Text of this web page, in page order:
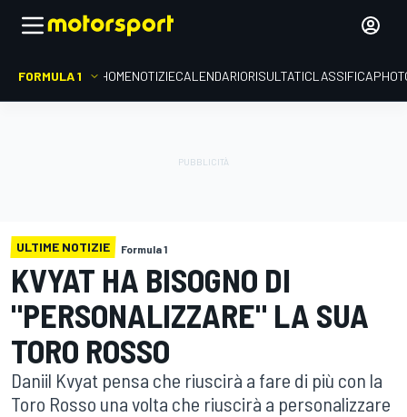
FORMULA 1 HOMENOTIZIECALENDARIORISULTATICLASSIFICA
ULTIME NOTIZIE Formula 1
KVYAT HA BISOGNO DI
"PERSONALIZZARE" LA SUA
TORO ROSSO
Daniil Kvyat pensa che riuscirà a fare di più con la
Toro Rosso una volta che riuscirà a personalizzare